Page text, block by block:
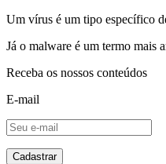
Um vírus é um tipo específico
Já o malware é um termo mais
Receba os nossos conteúdos
E-mail
Cadastrar